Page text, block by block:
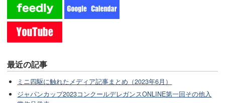
最近の記事
ミニ四駆に触れたメディア記事まとめ（2023年6月）
ジャパンカップ2023コンクールデレガンスONLINE第一回その他入